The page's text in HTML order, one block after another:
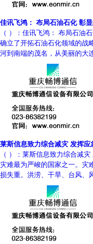
佳讯飞鸿： 布局石油石化 彰
（ ）：佳讯飞鸿： 布局石油
确立了开拓石油石化领域的战
河到南端的茂名，从美丽的大
莱斯信息致力综合减灾 发挥
（ ）：莱斯信息致力综合减
灾难最为严峻的国家之一。灾
损失重。洪涝、干旱、台风、